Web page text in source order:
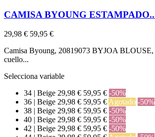
CAMISA BYOUNG
29,98 € 59,95 €
Camisa Byoung, 20819073 BYJOA BLOUSE,
cuello...
Selecciona variable
34 | Beige 29,98 € 59,95 € -50%
36 | Beige 29,98 € 59,95 € Agotado -50%
38 | Beige 29,98 € 59,95 € -50%
40 | Beige 29,98 € 59,95 € -50%
42 | Beige 29,98 € 59,95 € -50%